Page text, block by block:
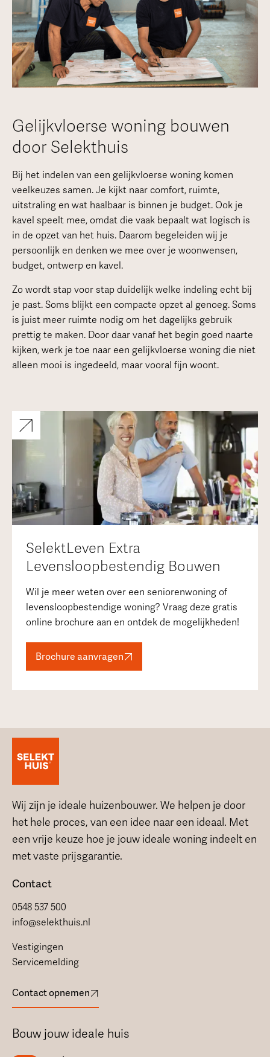
Gelijkvloerse woning bouwen
door Selekthuis
Bij het indelen van een gelijkvloerse woning komen
veelkeuzes samen. Je kijkt naar comfort, ruimte,
uitstraling en wat haalbaar is binnen je budget. Ook je
kavel speelt mee, omdat die vaak bepaalt wat logisch is
in de opzet van het huis. Daarom begeleiden wij je
persoonlijk en denken we mee over je woonwensen,
budget, ontwerp en kavel.
Zo wordt stap voor stap duidelijk welke indeling echt bij
je past. Soms blijkt een compacte opzet al genoeg. Soms
is juist meer ruimte nodig om het dagelijks gebruik
prettig te maken. Door daar vanaf het begin goed naarte
kijken, werk je toe naar een gelijkvloerse woning die niet
alleen mooi is ingedeeld, maar vooral fijn woont.
SelektLeven Extra
Levensloopbestendig Bouwen
Wil je meer weten over een seniorenwoning of
levensloopbestendige woning? Vraag deze gratis
online brochure aan en ontdek de mogelijkheden!
Brochure aanvragen
Wij zijn je ideale huizenbouwer. We helpen je door
het hele proces, van een idee naar een ideaal. Met
een vrije keuze hoe je jouw ideale woning indeelt en
met vaste prijsgarantie.
Contact
0548 537 500
info@selekthuis.nl
Vestigingen
Servicemelding
Contact opnemen
Bouw jouw ideale huis